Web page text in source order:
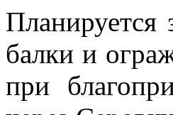
Планируется
балки и
при